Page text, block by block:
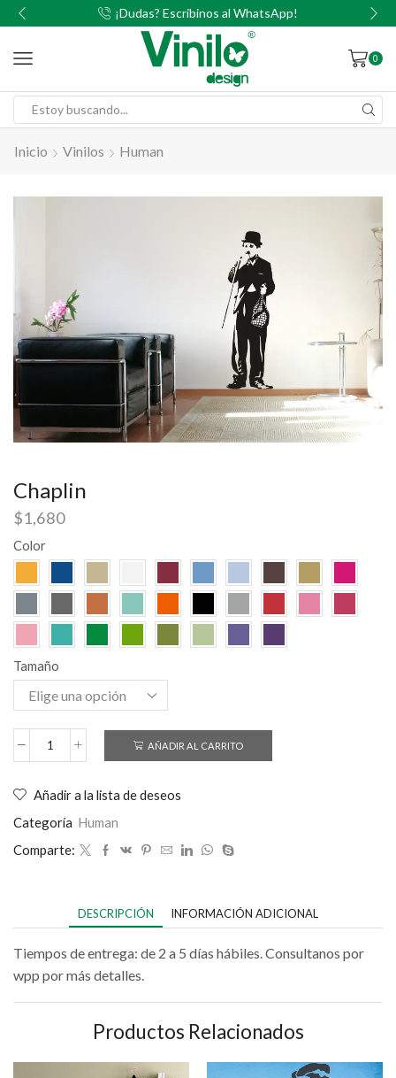
¡Dudas? Escribinos al WhatsApp!
0
Inicio Vinilos Human
Chaplin
$1,680
Color
Tamaño
AÑADIR AL CARRITO
Añadir a la lista de deseos
Categoría Human
Comparte:
DESCRIPCIÓN INFORMACIÓN ADICIONAL
Tiempos de entrega: de 2 a 5 días hábiles. Consultanos por
wpp por más detalles.
Productos Relacionados